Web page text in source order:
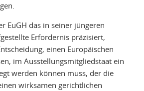
EuGH das in seiner jüngeren
Erfordernis präzisiert,
einen Europäischen
im Ausstellungsmitgliedstaat ein
werden können muss, der die
wirksamen gerichtlichen